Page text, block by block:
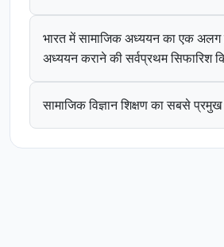
भारत में सामाजिक अध्ययन का एक
अध्ययन कराने की सर्वप्रथम सिफारिश
सामाजिक विज्ञान शिक्षण का सबसे प्रमुख